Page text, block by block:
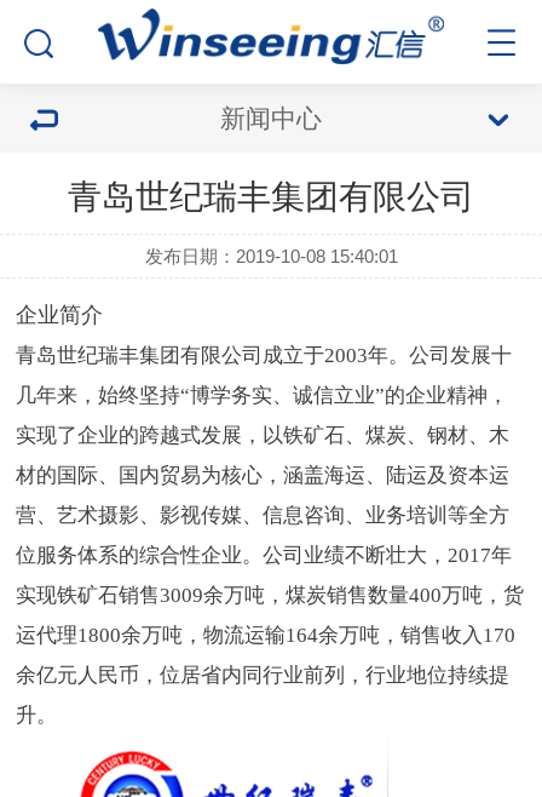
新闻中心
青岛世纪瑞丰集团有限公司
发布日期：2019-10-08 15:40:01
企业简介
青岛世纪瑞丰集团有限公司成立于2003年。公司发展十
几年来，始终坚持“博学务实、诚信立业”的企业精神，
实现了企业的跨越式发展，以铁矿石、煤炭、钢材、木
材的国际、国内贸易为核心，涵盖海运、陆运及资本运
营、艺术摄影、影视传媒、信息咨询、业务培训等全方
位服务体系的综合性企业。公司业绩不断壮大，2017年
实现铁矿石销售3009余万吨，煤炭销售数量400万吨，货
运代理1800余万吨，物流运输164余万吨，销售收入170
余亿元人民币，位居省内同行业前列，行业地位持续提
升。